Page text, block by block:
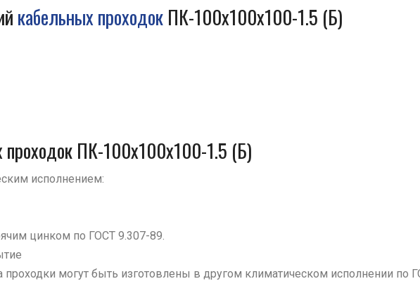
кабельных проходок ПК-100х100х100-1.5 (Б)
проходок ПК-100х100х100-1.5 (Б)
исполнением:
цинком по ГОСТ 9.307-89.
проходки могут быть изготовлены в другом климатическом исполнении по